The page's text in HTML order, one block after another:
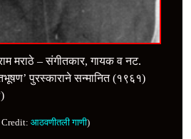
मराठे – संगीतकार, गायक व नट.
पुरस्काराने सन्मानित (१९६१)
Credit: आठवणीतली गाणी)